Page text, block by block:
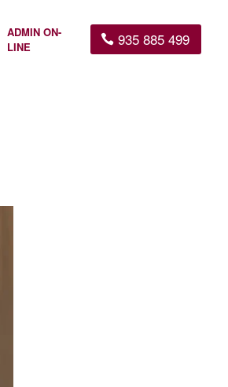
ADMIN ON-
LINE
935 885 499